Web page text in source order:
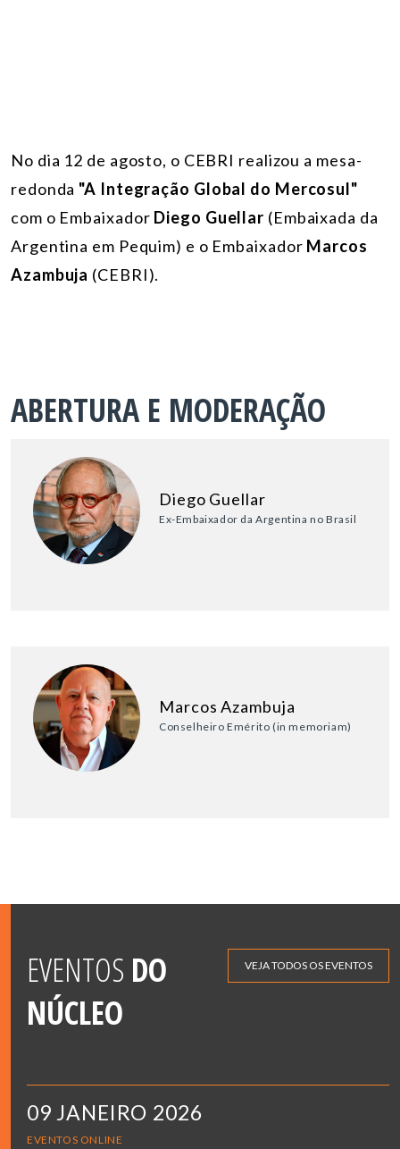
No dia 12 de agosto, o CEBRI realizou a mesa-
redonda "A Integração Global do Mercosul"
com o Embaixador Diego Guellar (Embaixada da
Argentina em Pequim) e o Embaixador Marcos
Azambuja (CEBRI).
ABERTURA E MODERAÇÃO
Diego Guellar
Ex-Embaixador da Argentina no Brasil
Marcos Azambuja
Conselheiro Emérito (in memoriam)
EVENTOS DO
NÚCLEO
VEJA TODOS OS EVENTOS
09 JANEIRO 2026
EVENTOS ONLINE